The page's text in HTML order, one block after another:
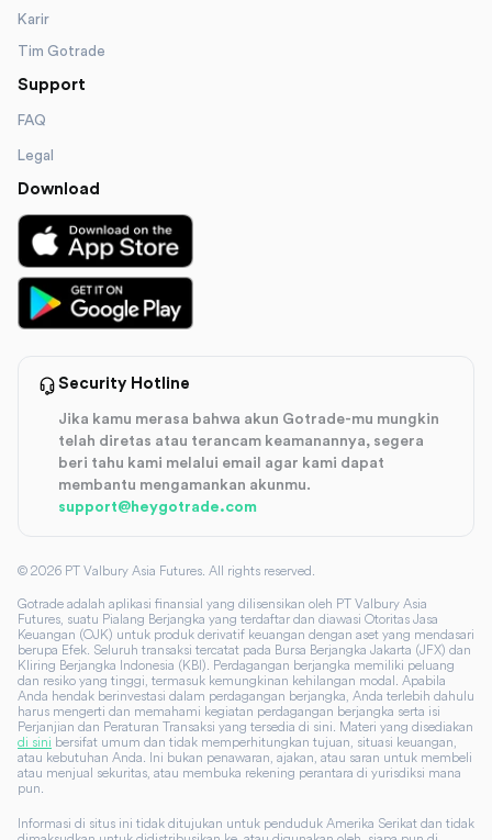
Karir
Tim Gotrade
Support
FAQ
Legal
Download
Security Hotline
Jika kamu merasa bahwa akun Gotrade-mu mungkin
telah diretas atau terancam keamanannya, segera
beri tahu kami melalui email agar kami dapat
membantu mengamankan akunmu.
support@heygotrade.com
© 2026 PT Valbury Asia Futures. All rights reserved.
Gotrade adalah aplikasi finansial yang dilisensikan oleh PT Valbury Asia
Futures, suatu Pialang Berjangka yang terdaftar dan diawasi Otoritas Jasa
Keuangan (OJK) untuk produk derivatif keuangan dengan aset yang mendasari
berupa Efek. Seluruh transaksi tercatat pada Bursa Berjangka Jakarta (JFX) dan
Kliring Berjangka Indonesia (KBI). Perdagangan berjangka memiliki peluang
dan resiko yang tinggi, termasuk kemungkinan kehilangan modal. Apabila
Anda hendak berinvestasi dalam perdagangan berjangka, Anda terlebih dahulu
harus mengerti dan memahami kegiatan perdagangan berjangka serta isi
Perjanjian dan Peraturan Transaksi yang tersedia di sini. Materi yang disediakan
di sini bersifat umum dan tidak memperhitungkan tujuan, situasi keuangan,
atau kebutuhan Anda. Ini bukan penawaran, ajakan, atau saran untuk membeli
atau menjual sekuritas, atau membuka rekening perantara di yurisdiksi mana
pun.
Informasi di situs ini tidak ditujukan untuk penduduk Amerika Serikat dan tidak